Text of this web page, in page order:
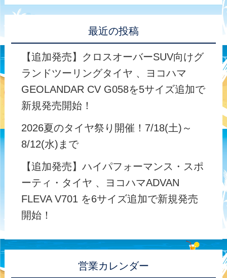
最近の投稿
【追加発売】クロスオーバーSUV向けグ
ランドツーリングタイヤ 、ヨコハマ
GEOLANDAR CV G058を5サイズ追加で
新規発売開始！
2026夏のタイヤ祭り開催！7/18(土)～
8/12(水)まで
【追加発売】ハイパフォーマンス・スポ
ーティ・タイヤ 、ヨコハマADVAN
FLEVA V701 を6サイズ追加で新規発売
開始！
営業カレンダー